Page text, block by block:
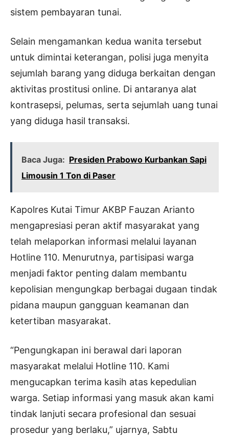
sistem pembayaran tunai.
Selain mengamankan kedua wanita tersebut
untuk dimintai keterangan, polisi juga menyita
sejumlah barang yang diduga berkaitan dengan
aktivitas prostitusi online. Di antaranya alat
kontrasepsi, pelumas, serta sejumlah uang tunai
yang diduga hasil transaksi.
Baca Juga: Presiden Prabowo Kurbankan Sapi
Limousin 1 Ton di Paser
Kapolres Kutai Timur AKBP Fauzan Arianto
mengapresiasi peran aktif masyarakat yang
telah melaporkan informasi melalui layanan
Hotline 110. Menurutnya, partisipasi warga
menjadi faktor penting dalam membantu
kepolisian mengungkap berbagai dugaan tindak
pidana maupun gangguan keamanan dan
ketertiban masyarakat.
“Pengungkapan ini berawal dari laporan
masyarakat melalui Hotline 110. Kami
mengucapkan terima kasih atas kepedulian
warga. Setiap informasi yang masuk akan kami
tindak lanjuti secara profesional dan sesuai
prosedur yang berlaku,” ujarnya, Sabtu